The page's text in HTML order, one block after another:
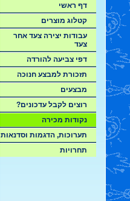
דף ראשי
קטלוג מוצרים
עבודות יצירה צעד אחר
צעד
דפי צביעה להורדה
תזכורת למבצע חנוכה
מבצעים
רוצים לקבל עדכונים?
נקודות מכירה
תערוכות, הדגמות וסדנאות
תחרויות